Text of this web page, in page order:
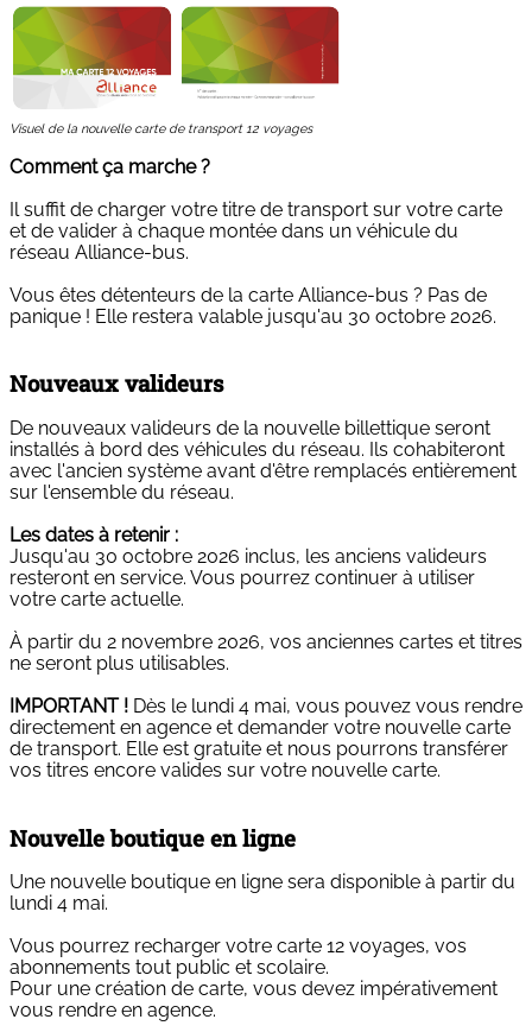
Visuel de la nouvelle carte de transport 12 voyages
Comment ça marche ?
Il suffit de charger votre titre de transport sur votre carte
et de valider à chaque montée dans un véhicule du
réseau Alliance-bus.
Vous êtes détenteurs de la carte Alliance-bus ? Pas de
panique ! Elle restera valable jusqu'au 30 octobre 2026.
Nouveaux valideurs
De nouveaux valideurs de la nouvelle billettique seront
installés à bord des véhicules du réseau. Ils cohabiteront
avec l'ancien système avant d'être remplacés entièrement
sur l'ensemble du réseau.
Les dates à retenir :
Jusqu'au 30 octobre 2026 inclus, les anciens valideurs
resteront en service. Vous pourrez continuer à utiliser
votre carte actuelle.
À partir du 2 novembre 2026, vos anciennes cartes et titres
ne seront plus utilisables.
IMPORTANT ! Dès le lundi 4 mai, vous pouvez vous rendre
directement en agence et demander votre nouvelle carte
de transport. Elle est gratuite et nous pourrons transférer
vos titres encore valides sur votre nouvelle carte.
Nouvelle boutique en ligne
Une nouvelle boutique en ligne sera disponible à partir du
lundi 4 mai.
Vous pourrez recharger votre carte 12 voyages, vos
abonnements tout public et scolaire.
Pour une création de carte, vous devez impérativement
vous rendre en agence.